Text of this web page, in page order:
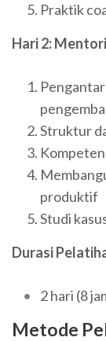
Praktik
Hari 2:
Struktur
produktif
Studi
Durasi
2 hari (8
Metode